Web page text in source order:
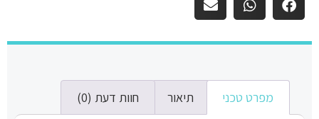
מפרט טכני תיאור חוות דעת (0)